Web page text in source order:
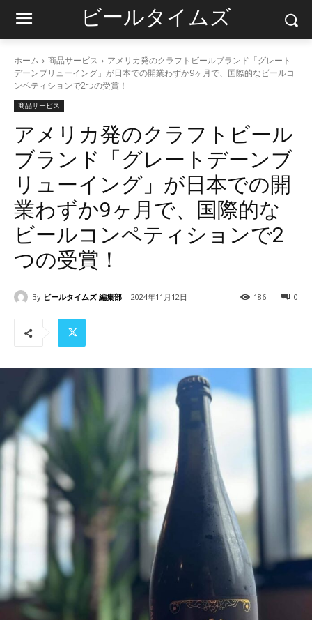
ビールタイムズ
ホーム 商品サービス
アメリカ発のクラフトビールブランド「グレート
デーンブリューイング」が日本での開業わずか9ヶ月で、国際的なビールコ
ンペティションで2つの受賞！
商品サービス
アメリカ発のクラフトビール
ブランド「グレートデーンブ
リューイング」が日本での開
業わずか9ヶ月で、国際的な
ビールコンペティションで2
つの受賞！
By ビールタイムズ 編集部 2024年11月12日 0
186